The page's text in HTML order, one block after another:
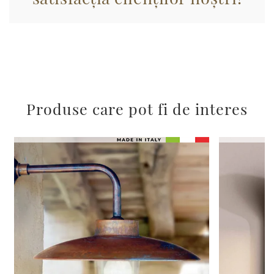
Produse care pot fi de interes